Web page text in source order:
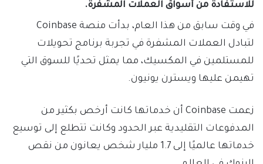
للاستفادة من أسواق العملات المشفرة.
في وقت سابق من هذا العام، بدأت منصة Coinbase
لتبادل العملات المشفرة في تجربة برنامج تحويلات
للمستلمين في المكسيك، مما يمثل تحديًا للسوق التي
تهيمن عليها ويسترن يونيون.
زعمت Coinbase أن خدماتها كانت أرخص بكثير من
المدفوعات التقليدية عبر الحدود وكانت تتطلع إلى توسيع
خدماتها عالميًا إلى 1.7 مليار شخص يعانون من نقص